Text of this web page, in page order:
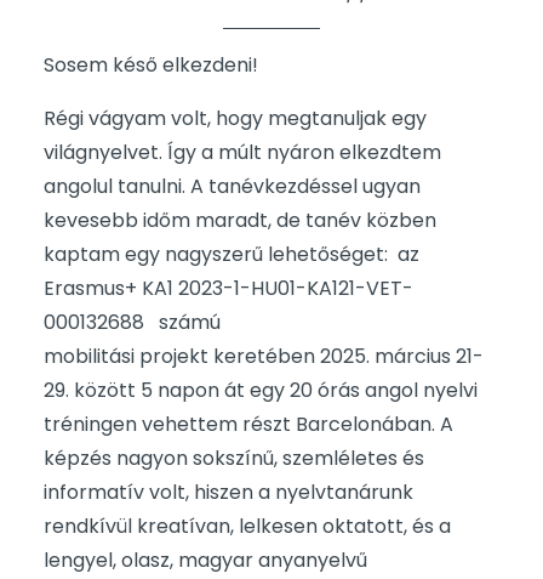
Sosem késő elkezdeni!
Régi vágyam volt, hogy megtanuljak egy
világnyelvet. Így a múlt nyáron elkezdtem
angolul tanulni. A tanévkezdéssel ugyan
kevesebb időm maradt, de tanév közben
kaptam egy nagyszerű lehetőséget: az
Erasmus+ KA1 2023-1-HU01-KA121-VET-
000132688 számú
mobilitási projekt keretében 2025. március 21-
29. között 5 napon át egy 20 órás angol nyelvi
tréningen vehettem részt Barcelonában. A
képzés nagyon sokszínű, szemléletes és
informatív volt, hiszen a nyelvtanárunk
rendkívül kreatívan, lelkesen oktatott, és a
lengyel, olasz, magyar anyanyelvű